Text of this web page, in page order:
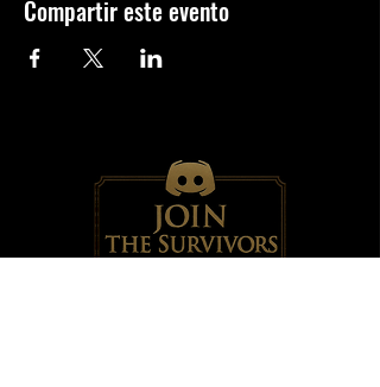
Compartir este evento